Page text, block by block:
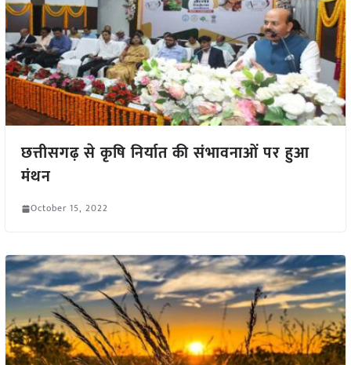
छत्तीसगढ़ से कृषि निर्यात की संभावनाओं पर हुआ
मंथन
October 15, 2022